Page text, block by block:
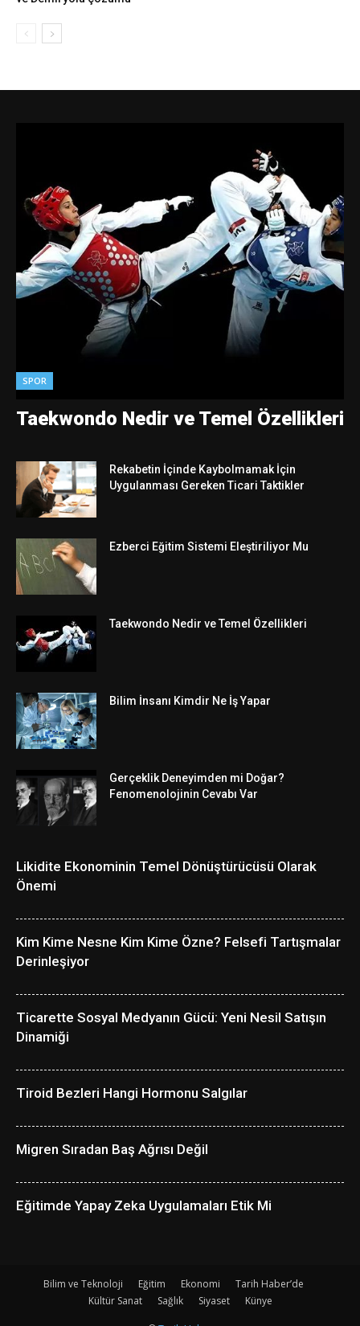
SPOR
Taekwondo Nedir ve Temel Özellikleri
Rekabetin İçinde Kaybolmamak İçin
Uygulanması Gereken Ticari Taktikler
Ezberci Eğitim Sistemi Eleştiriliyor Mu
Taekwondo Nedir ve Temel Özellikleri
Bilim İnsanı Kimdir Ne İş Yapar
Gerçeklik Deneyimden mi Doğar?
Fenomenolojinin Cevabı Var
Likidite Ekonominin Temel Dönüştürücüsü Olarak
Önemi
Kim Kime Nesne Kim Kime Özne? Felsefi Tartışmalar
Derinleşiyor
Ticarette Sosyal Medyanın Gücü: Yeni Nesil Satışın
Dinamiği
Tiroid Bezleri Hangi Hormonu Salgılar
Migren Sıradan Baş Ağrısı Değil
Eğitimde Yapay Zeka Uygulamaları Etik Mi
Bilim ve Teknoloji Eğitim Ekonomi
Tarih Haber’de
Kültür Sanat
Sağlık Siyaset Künye